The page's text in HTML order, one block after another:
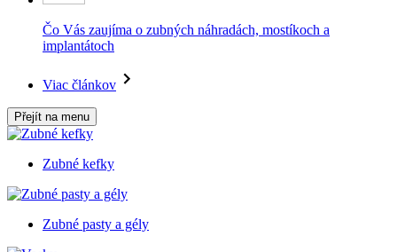
Čo Vás zaujíma o zubných náhradách, mostíkoch a
implantátoch
Viac článkov
Přejít na menu
Zubné kefky
Zubné pasty a gély